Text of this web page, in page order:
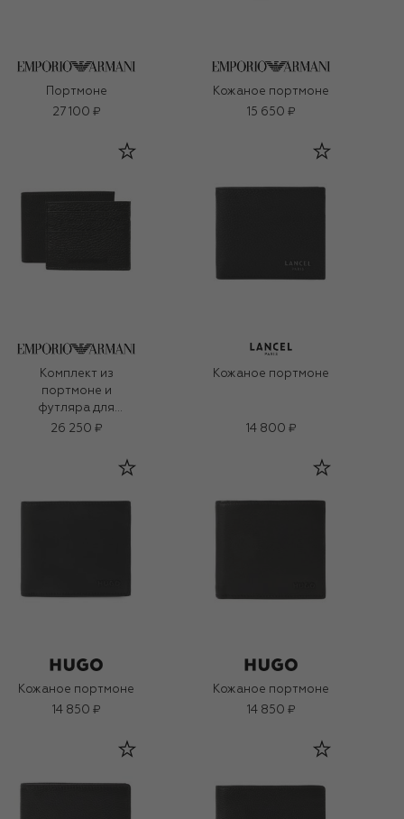
Портмоне
27 100 ₽
Кожаное портмоне
15 650 ₽
Комплект из
портмоне и
футляра для
кредитных карт
26 250 ₽
Кожаное портмоне
14 800 ₽
Кожаное портмоне
14 850 ₽
Кожаное портмоне
14 850 ₽